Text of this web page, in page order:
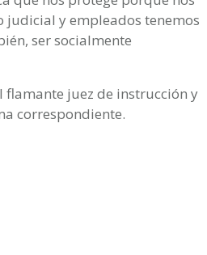
judicial y empleados tenemos
ser socialmente
juez de instrucción y
correspondiente.